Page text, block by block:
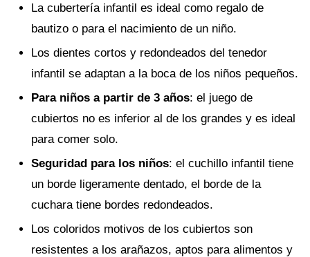
La cubertería infantil es ideal como regalo de
bautizo o para el nacimiento de un niño.
Los dientes cortos y redondeados del tenedor
infantil se adaptan a la boca de los niños pequeños.
Para niños a partir de 3 años: el juego de
cubiertos no es inferior al de los grandes y es ideal
para comer solo.
Seguridad para los niños: el cuchillo infantil tiene
un borde ligeramente dentado, el borde de la
cuchara tiene bordes redondeados.
Los coloridos motivos de los cubiertos son
resistentes a los arañazos, aptos para alimentos y